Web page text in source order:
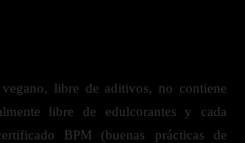
libre de aditivos, no contiene
libre de edulcorantes y cada
BPM (buenas prácticas de